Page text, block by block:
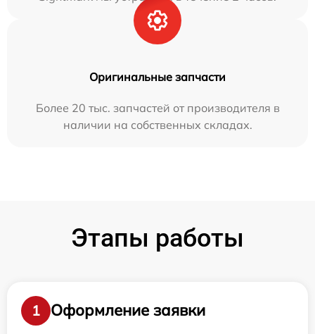
Оригинальные запчасти
Более 20 тыс. запчастей от производителя в
наличии на собственных складах.
Этапы работы
1
Оформление заявки